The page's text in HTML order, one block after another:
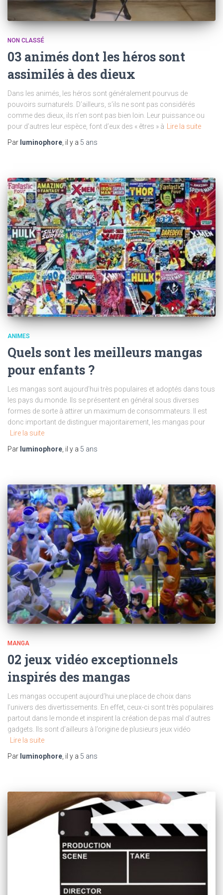
NON CLASSÉ
03 animés dont les héros sont
assimilés à des dieux
Dans les animés, les héros sont généralement pourvus de
pouvoirs surnaturels. D’ailleurs, s’ils ne sont pas considérés
comme des dieux, ils n’en sont pas bien loin. Leur puissance ou
pour d’autres leur espèce, font d’eux des « êtres » à
Lire la suite
Par luminophore , il y a 5 ans
ANIMES
Quels sont les meilleurs mangas
pour enfants ?
Les mangas sont aujourd’hui très populaires et adoptés dans tous
les pays du monde. Ils se présentent en général sous diverses
formes de sorte à attirer un maximum de consommateurs. Il est
donc important de distinguer majoritairement, les mangas pour
Lire la suite
Par luminophore, il y a 5 ans
MANGA
02 jeux vidéo exceptionnels
inspirés des mangas
Les mangas occupent aujourd’hui une place de choix dans
l’univers des divertissements. En effet, ceux-ci sont très populaires
partout dans le monde et inspirent la création de pas mal d’autres
gadgets. Ils sont d’ailleurs à l’origine de plusieurs jeux vidéo
Lire la suite
Par luminophore , il y a 5 ans